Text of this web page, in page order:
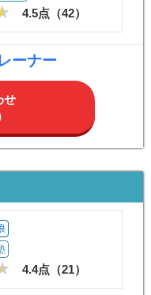
4.5点（42）
ーナー
せ
4.4点（21）